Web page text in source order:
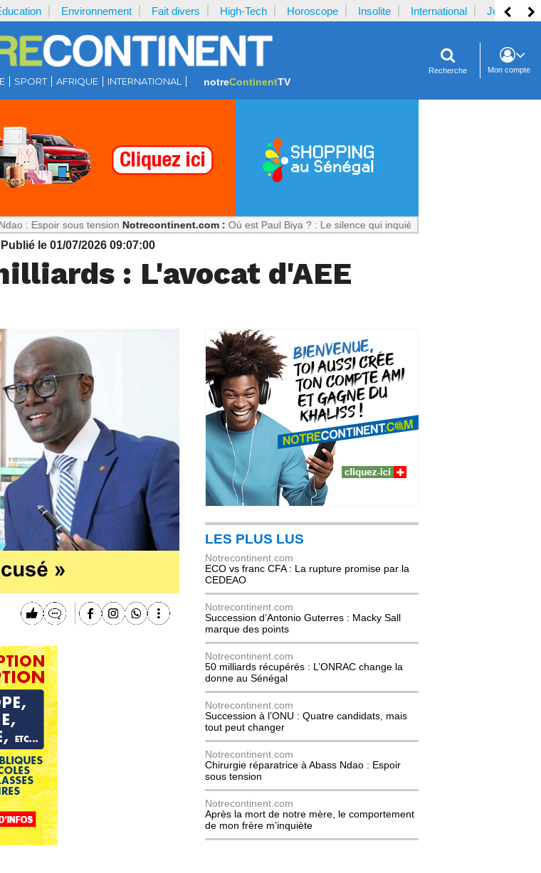
Environnement Fait divers High-Tech Horoscope Insolite International Justice
SPORT AFRIQUE INTERNATIONAL notreContinentTV
Recherche Mon compte
sous tension Notrecontinent.com : Où est Paul Biya ? : Le silence qui inquiète le Cameroun
| Publié le 01/07/2026 09:07:00
: L'avocat d'AEE
LES PLUS LUS
Notrecontinent.com
ECO vs franc CFA : La rupture promise par la
CEDEAO
Notrecontinent.com
Succession d’Antonio Guterres : Macky Sall
marque des points
Notrecontinent.com
50 milliards récupérés : L’ONRAC change la
donne au Sénégal
Notrecontinent.com
Succession à l’ONU : Quatre candidats, mais
tout peut changer
Notrecontinent.com
Chirurgie réparatrice à Abass Ndao : Espoir
sous tension
Notrecontinent.com
Après la mort de notre mère, le comportement
de mon frère m’inquiète